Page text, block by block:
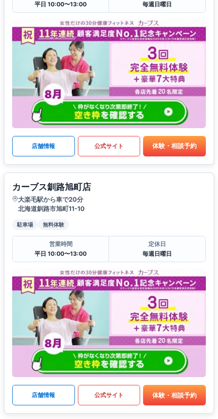
平日 10:00〜13:00
毎週日曜日
店舗情報 公式サイト 体験・相談予約
カーブス釧路旭町店
大楽毛駅から車で20分
北海道釧路市旭町11-10
駐車場 無料体験
営業時間
平日 10:00〜13:00
定休日
毎週日曜日
店舗情報 公式サイト 体験・相談予約